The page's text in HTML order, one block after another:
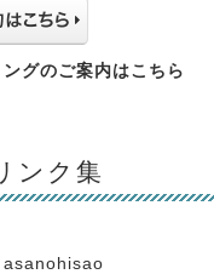
グのご案内はこちら
ンク集